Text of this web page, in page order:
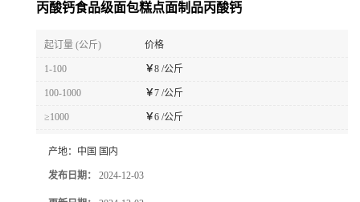
丙酸钙食品级面包糕点面制品丙酸钙
起订量 (公斤) 价格
1-100 ￥8 /公斤
100-1000 ￥7 /公斤
≥1000 ￥6 /公斤
产地： 中国 国内
发布日期： 2024-12-03